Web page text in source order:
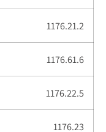
1176.21.2
1176.61.6
1176.22.5
1176.23